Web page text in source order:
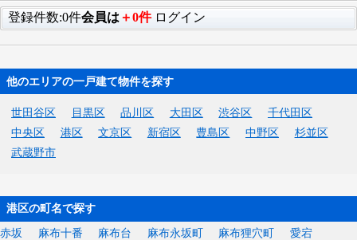
登録件数:0件会員は ＋0件 ログイン
他のエリアの一戸建て物件を探す
世田谷区 目黒区 品川区 大田区 渋谷区
千代田区
中央区
港区 文京区 新宿区 豊島区 中野区
杉並区
武蔵野市
港区の町名で探す
赤坂 麻布十番 麻布台 麻布永坂町 麻布狸穴町
愛宕